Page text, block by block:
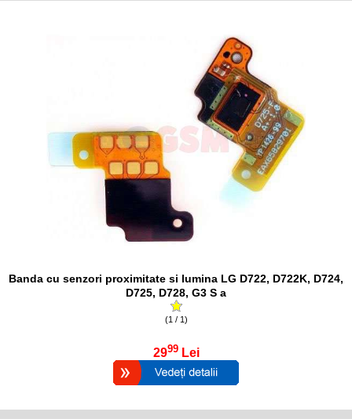
Banda cu senzori proximitate si lumina LG D722, D722K, D724,
D725, D728, G3 S a
(1 / 1)
2999 Lei